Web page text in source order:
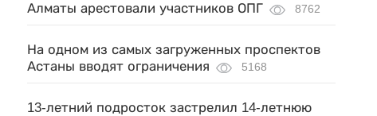
Алматы арестовали участников ОПГ
8762
На одном из самых загруженных проспектов
Астаны вводят ограничения
5168
13-летний подросток застрелил 14-летнюю